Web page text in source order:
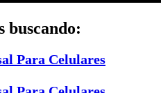
buscando: